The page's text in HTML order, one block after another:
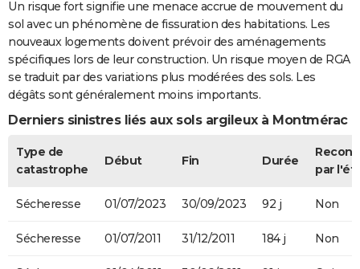
Un risque fort signifie une menace accrue de mouvement du
sol avec un phénomène de fissuration des habitations. Les
nouveaux logements doivent prévoir des aménagements
spécifiques lors de leur construction. Un risque moyen de RGA
se traduit par des variations plus modérées des sols. Les
dégâts sont généralement moins importants.
Derniers sinistres liés aux sols argileux à Montmérac
Type de
catastrophe
Début Fin Durée
par
Sécheresse 01/07/2023 30/09/2023 92 j Non
Sécheresse 01/07/2011 31/12/2011 184 j Non